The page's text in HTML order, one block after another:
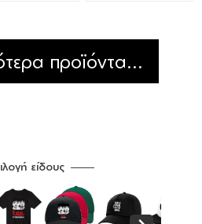
προϊόντα...
είδους